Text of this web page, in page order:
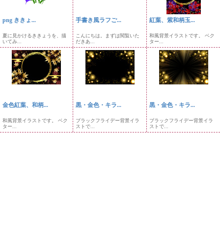
png ききょ...
夏に見かけるききょうを、描
いてみ...
手書き風ラフご...
こんにちは。まずは閲覧いた
だきあ...
紅葉、紫和柄玉...
和風背景イラストです。 ベク
ター...
金色紅葉、和柄...
和風背景イラストです。 ベク
ター...
黒・金色・キラ...
ブラックフライデー背景イラ
ストで...
黒・金色・キラ...
ブラックフライデー背景イラ
ストで...